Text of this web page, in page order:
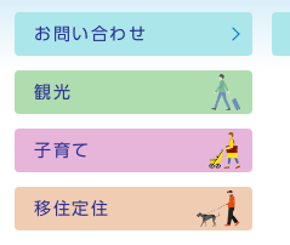
お問い合わせ
観光
子育て
移住定住